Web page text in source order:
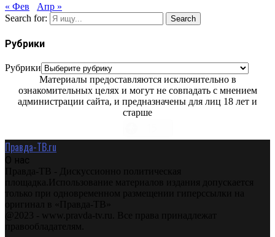
« Фев
Апр »
Search for:
Search
Рубрики
Рубрики
Материалы предоставляются исключительно в
ознакомительных целях и могут не совпадать с мнением
администрации сайта, и предназначены для лиц 18 лет и
старше
Правда-ТВ.ru
О нас
Правда-ТВ - Дискуссионно политическая
площадка.Использование материалов издания допускается
только при одновременном размещении гиперссылки на
оригинал в «Правда-ТВ»
@2023 - www.pravda-tv.ru. Все права принадлежат
правообладателям.